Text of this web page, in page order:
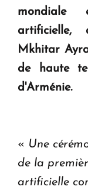
en Arménie
Le premier
ouvrira ses
mondiale
artificielle,
Mkhitar
de haute
d'Arménie.
« Une
de la
artificielle